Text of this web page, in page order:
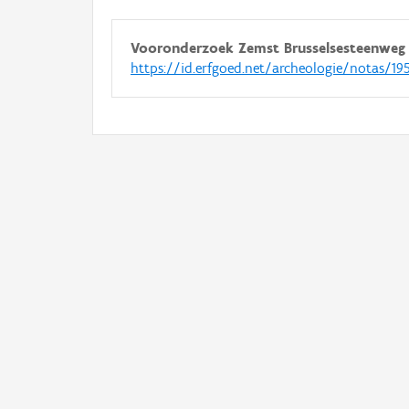
Vooronderzoek Zemst Brusselsesteenweg
https://id.erfgoed.net/archeologie/notas/